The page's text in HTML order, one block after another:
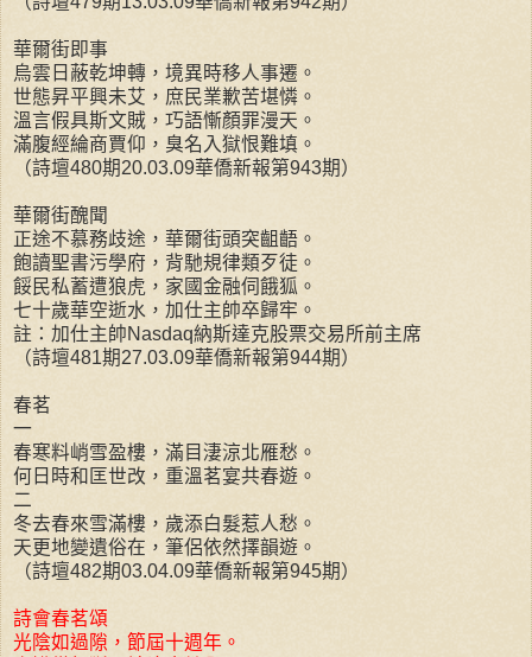
華爾街即事
烏雲日蔽乾坤轉，境異時移人事遷。
世態昇平興未艾，庶民業歉苦堪憐。
溫言假具斯文賊，巧語慚顏罪漫天。
滿腹經綸商賈仰，臭名入獄恨難填。
（詩壇480期20.03.09華僑新報第943期）
華爾街醜聞
正途不慕務歧途，華爾街頭突齟齬。
飽讀聖書污學府，背馳規律類歹徒。
餒民私蓄遭狼虎，家國金融伺餓狐。
七十歲華空逝水，加仕主帥卒歸牢。
註：加仕主帥Nasdaq納斯達克股票交易所前主席
（詩壇481期27.03.09華僑新報第944期）
春茗
一
春寒料峭雪盈樓，滿目淒涼北雁愁。
何日時和匡世改，重溫茗宴共春遊。
二
冬去春來雪滿樓，歲添白髮惹人愁。
天更地變遺俗在，筆侶依然擇韻遊。
（詩壇482期03.04.09華僑新報第945期）
詩會春茗頌
光陰如過隙，節屆十週年。